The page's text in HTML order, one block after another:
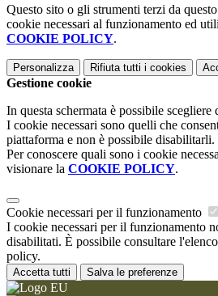
Questo sito o gli strumenti terzi da
cookie necessari al funzionamento ed
COOKIE POLICY.
Personalizza Rifiuta tutti i cookies
Gestione cookie
In questa schermata è possibile
I cookie necessari sono quelli che
piattaforma e non è possibile disabilitarli.
Per conoscere quali sono i cookie
visionare la COOKIE POLICY.
Cookie necessari per il funzionamento
I cookie necessari per il funzionamento
disabilitati. È possibile consultare
policy.
Accetta tutti Salva le preferenze